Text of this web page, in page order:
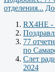
отделения...
RX4HE -
77
по
Слет
2024